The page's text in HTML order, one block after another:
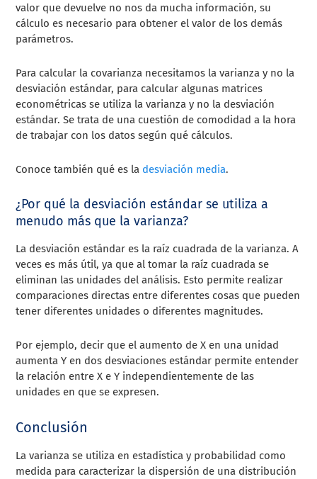
valor que devuelve no nos da mucha información, su
cálculo es necesario para obtener el valor de los demás
parámetros.
Para calcular la covarianza necesitamos la varianza y no la
desviación estándar, para calcular algunas matrices
econométricas se utiliza la varianza y no la desviación
estándar. Se trata de una cuestión de comodidad a la hora
de trabajar con los datos según qué cálculos.
Conoce también qué es la desviación media.
¿Por qué la desviación estándar se utiliza a
menudo más que la varianza?
La desviación estándar es la raíz cuadrada de la varianza. A
veces es más útil, ya que al tomar la raíz cuadrada se
eliminan las unidades del análisis. Esto permite realizar
comparaciones directas entre diferentes cosas que pueden
tener diferentes unidades o diferentes magnitudes.
Por ejemplo, decir que el aumento de X en una unidad
aumenta Y en dos desviaciones estándar permite entender
la relación entre X e Y independientemente de las
unidades en que se expresen.
Conclusión
La varianza se utiliza en estadística y probabilidad como
medida para caracterizar la dispersión de una distribución